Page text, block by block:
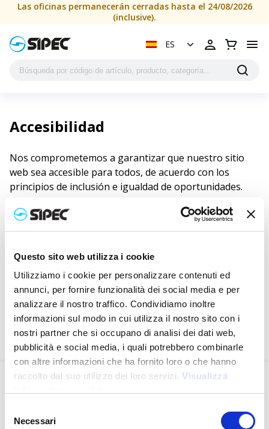
Questo sito web utilizza i cookie
Utilizziamo i cookie per personalizzare contenuti ed
annunci, per fornire funzionalità dei social media e per
analizzare il nostro traffico. Condividiamo inoltre
informazioni sul modo in cui utilizza il nostro sito con i
nostri partner che si occupano di analisi dei dati web,
pubblicità e social media, i quali potrebbero combinarle
con altre informazioni che ha fornito loro o che hanno
raccolto dal suo utilizzo dei loro servizi. Visualizza
delNecessari
Las oficinas permanecerán cerradas hasta el 24/08/2026
(inclusive).
ES
Accesibilidad
Nos comprometemos a garantizar que nuestro sitio
web sea accesible para todos, de acuerdo con los
principios de inclusión e igualdad de oportunidades.
fácilmente por nuestro sitio y acceder plenamente a
sus contenidos y servicios.
accesibilidad del sitio web en cumplimiento de la
normativa vigente.
Para consultar la Declaración de Accesibilidad, haga clic
en el siguiente enlace:
Declaración de Accesibilidad – www.sipec.com